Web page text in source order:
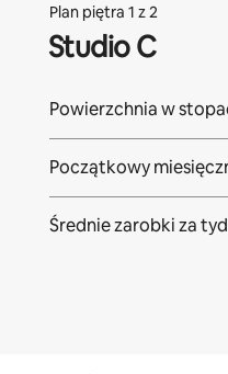
Plan piętra 1 z 2
Studio C
Powierzchnia w
Początkowy
Średnie zarobki za